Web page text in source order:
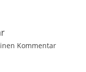
Kommentar